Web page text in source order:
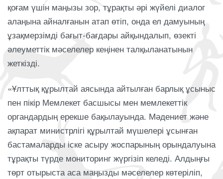
қоғам үшін маңызы зор, тұрақты әрі жүйелі диалог
алаңына айналғанын атап өтіп, онда ел дамуының
ұзақмерзімді бағыт-бағдары айқындалып, өзекті
әлеуметтік мәселелер кеңінен талқыланатынын
жеткізді.
«Ұлттық құрылтай аясында айтылған барлық ұсыныс
пен пікір Мемлекет басшысы мен мемлекеттік
органдардың ерекше бақылауында. Мәдениет және
ақпарат министрлігі құрылтай мүшелері ұсынған
бастамаларды іске асыру жоспарының орындалуына
тұрақты түрде мониторинг жүргізіп келеді. Алдыңғы
төрт отырыста аса маңызды мәселелер көтеріліп,